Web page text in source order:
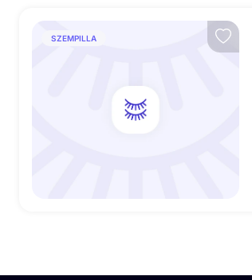
SZEMPILLA